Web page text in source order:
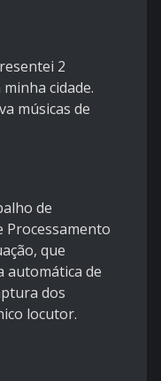
2
cidade.
músicas de
de
Processamento
que
automática de
dos
locutor.